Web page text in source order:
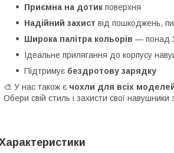
Приємна на дотик поверхня
Надійний захист від пошкоджень,
Широка палітра кольорів — понад
Ідеальне прилягання до корпусу
Підтримує бездротову зарядку
🎨 У нас також є чохли для всіх
Обери свій стиль і захисти свої